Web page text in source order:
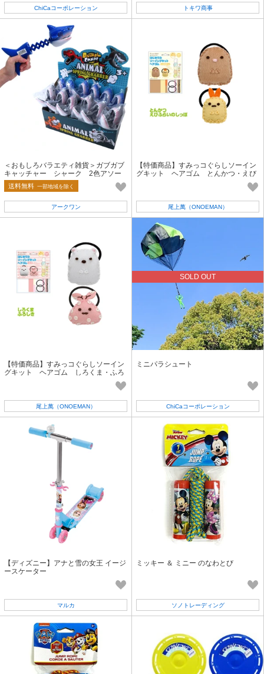
ChiCaコーポレーション トキワ商事
＜おもしろバラエティ雑貨＞ガブガブ
キャッチャー シャーク 2色アソー
ト No.206-180
送料無料 一部地域を除く
アークワン
【特価商品】すみっコぐらしソーイン
グキット ヘアゴム とんかつ・えび
尾上萬（ONOEMAN）
【特価商品】すみっコぐらしソーイン
グキット ヘアゴム しろくま・ふろ
尾上萬（ONOEMAN）
SOLD OUT
ミニパラシュート
ChiCaコーポレーション
【ディズニー】アナと雪の女王 イージ
ースケーター
マルカ
ミッキー ＆ ミニー のなわとび
ソノトレーディング